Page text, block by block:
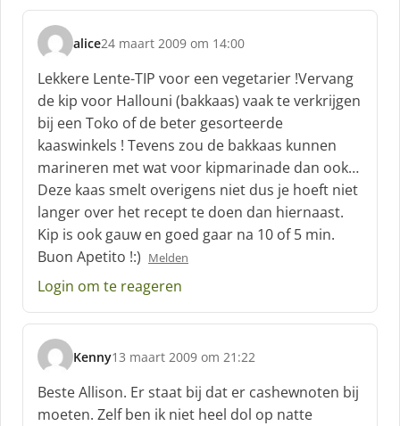
e
f
:
alice
s
c
h
r
e
e
f
:
24 maart 2009 om 14:00
Lekkere Lente-TIP voor een vegetarier !Vervang
de kip voor Hallouni (bakkaas) vaak te verkrijgen
bij een Toko of de beter gesorteerde
kaaswinkels ! Tevens zou de bakkaas kunnen
marineren met wat voor kipmarinade dan ook…
Deze kaas smelt overigens niet dus je hoeft niet
langer over het recept te doen dan hiernaast.
Kip is ook gauw en goed gaar na 10 of 5 min.
Buon Apetito !:) Melden
Login om te reageren
Kenny
s
c
h
r
13 maart 2009 om 21:22
Beste Allison. Er staat bij dat er cashewnoten bij
moeten. Zelf ben ik niet heel dol op natte